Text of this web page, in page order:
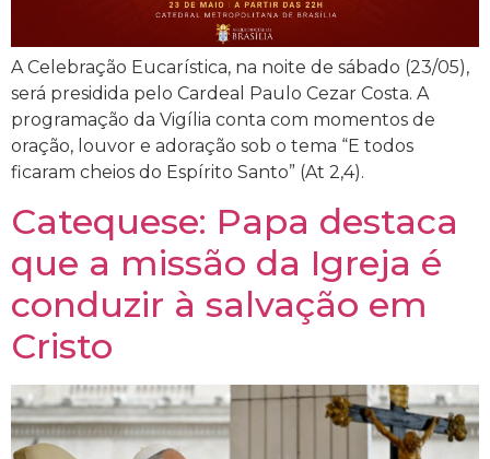
A Celebração Eucarística, na noite de sábado (23/05),
será presidida pelo Cardeal Paulo Cezar Costa. A
programação da Vigília conta com momentos de
oração, louvor e adoração sob o tema “E todos
ficaram cheios do Espírito Santo” (At 2,4).
Catequese: Papa destaca
que a missão da Igreja é
conduzir à salvação em
Cristo